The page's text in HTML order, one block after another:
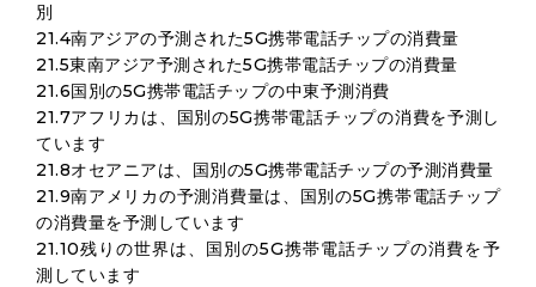
別
21.4南アジアの予測された5G携帯電話チップの消費量
21.5東南アジア予測された5G携帯電話チップの消費量
21.6国別の5G携帯電話チップの中東予測消費
21.7アフリカは、国別の5G携帯電話チップの消費を予測し
ています
21.8オセアニアは、国別の5G携帯電話チップの予測消費量
21.9南アメリカの予測消費量は、国別の5G携帯電話チップ
の消費量を予測しています
21.10残りの世界は、国別の5G携帯電話チップの消費を予
測しています